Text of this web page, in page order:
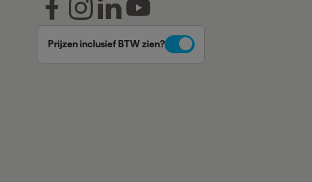
Prijzen inclusief BTW zien?